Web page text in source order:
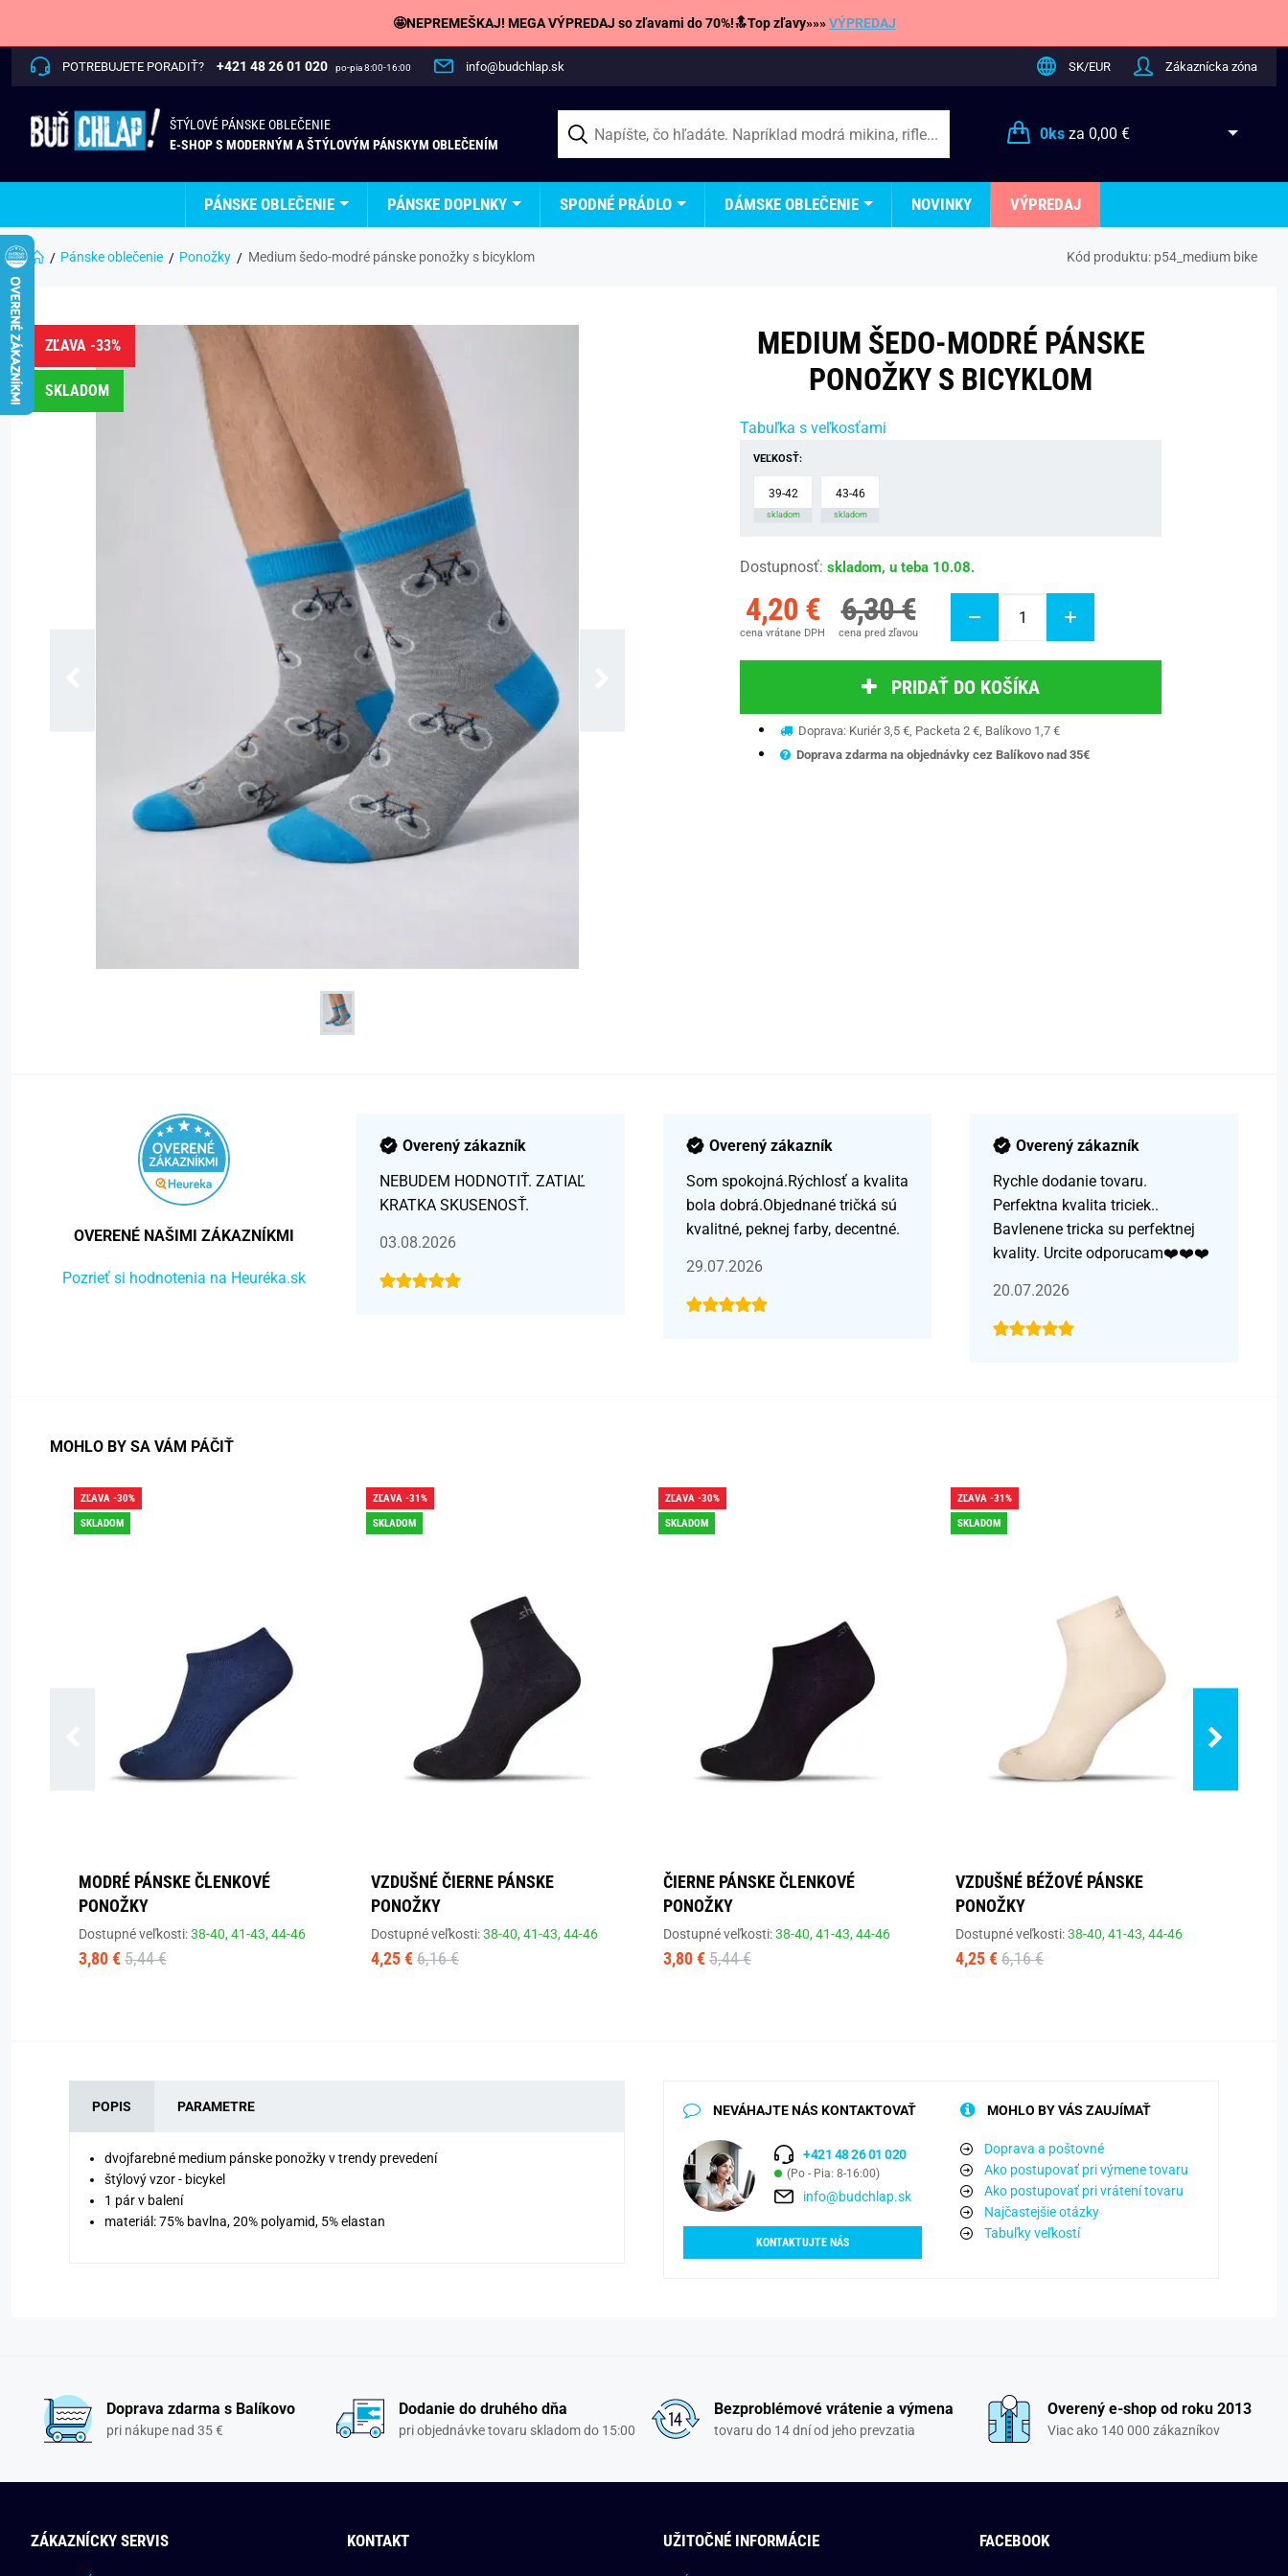
🤩NEPREMEŠKAJ! MEGA VÝPREDAJ so zľavami do 70%!🔝Top zľavy»»»VÝPREDAJ
POTREBUJETE PORADIŤ? +421 48 26 01 020 po-pia 8:00-16:00 info@budchlap.sk SK/EUR Zákaznícka zóna
ŠTÝLOVÉ PÁNSKE OBLEČENIE
E-SHOP S MODERNÝM A ŠTÝLOVÝM PÁNSKYM OBLEČENÍM
0ksza 0,00 €
PÁNSKE OBLEČENIE PÁNSKE DOPLNKY SPODNÉ PRÁDLO DÁMSKE OBLEČENIE NOVINKY VÝPREDAJ
Pánske oblečenie Ponožky Medium šedo-modré pánske ponožky s bicyklom Kód produktu: p54_medium bike
ZĽAVA -33%
SKLADOM
MEDIUM ŠEDO-MODRÉ PÁNSKE
PONOŽKY S BICYKLOM
Tabuľka s veľkosťami
VEĽKOSŤ:
39-42
skladom
43-46
skladom
Dostupnosť: skladom, u teba 10.08.
4,20 €
cena vrátane DPH
6,30 €
cena pred zľavou
PRIDAŤ DO KOŠÍKA
Doprava: Kuriér 3,5 €, Packeta 2 €, Balíkovo 1,7 €
Doprava zdarma na objednávky cez Balíkovo nad 35€
OVERENÉ NAŠIMI ZÁKAZNÍKMI
Pozrieť si hodnotenia na Heuréka.sk
Overený zákazník
NEBUDEM HODNOTIŤ. ZATIAĽ
KRATKA SKUSENOSŤ.
03.08.2026
Overený zákazník
Som spokojná.Rýchlosť a kvalita
bola dobrá.Objednané tričká sú
kvalitné, peknej farby, decentné.
29.07.2026
Overený zákazník
Rychle dodanie tovaru.
Perfektna kvalita triciek..
Bavlenene tricka su perfektnej
kvality. Urcite odporucam❤️❤️❤️
20.07.2026
MOHLO BY SA VÁM PÁČIŤ
ZĽAVA -30%
SKLADOM
MODRÉ PÁNSKE ČLENKOVÉ
PONOŽKY
Dostupné veľkosti:38-40,41-43,44-46
3,80 € 5,44 €
ZĽAVA -31%
SKLADOM
VZDUŠNÉ ČIERNE PÁNSKE
PONOŽKY
Dostupné veľkosti:38-40,41-43,44-46
4,25 € 6,16 €
ZĽAVA -30%
SKLADOM
ČIERNE PÁNSKE ČLENKOVÉ
PONOŽKY
Dostupné veľkosti:38-40,41-43,44-46
3,80 € 5,44 €
ZĽAVA -31%
SKLADOM
VZDUŠNÉ BÉŽOVÉ PÁNSKE
PONOŽKY
Dostupné veľkosti:38-40,41-43,44-46
4,25 € 6,16 €
POPIS PARAMETRE
dvojfarebné medium pánske ponožky v trendy prevedení
štýlový vzor - bicykel
1 pár v balení
materiál: 75% bavlna, 20% polyamid, 5% elastan
NEVÁHAJTE NÁS KONTAKTOVAŤ
+421 48 26 01 020
(Po - Pia: 8-16:00)
info@budchlap.sk
KONTAKTUJTE NÁS
MOHLO BY VÁS ZAUJÍMAŤ
Doprava a poštovné
Ako postupovať pri výmene tovaru
Ako postupovať pri vrátení tovaru
Najčastejšie otázky
Tabuľky veľkostí
Doprava zdarma s Balíkovo
pri nákupe nad 35 €
Dodanie do druhého dňa
pri objednávke tovaru skladom do 15:00
Bezproblémové vrátenie a výmena
tovaru do 14 dní od jeho prevzatia
Overený e-shop od roku 2013
Viac ako 140 000 zákazníkov
ZÁKAZNÍCKY SERVIS KONTAKT UŽITOČNÉ INFORMÁCIE FACEBOOK